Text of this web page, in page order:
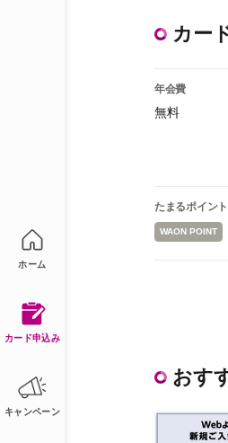
カー
年会費
無料
たまるポイント
WAON POINT
おす
ホーム
カード申込み
キャンペーン